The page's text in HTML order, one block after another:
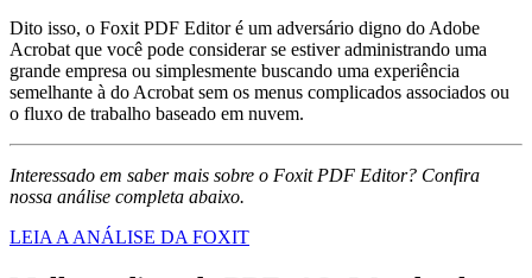
Dito isso, o Foxit PDF Editor é um adversário digno do Adobe
Acrobat que você pode considerar se estiver administrando uma
grande empresa ou simplesmente buscando uma experiência
semelhante à do Acrobat sem os menus complicados associados ou
o fluxo de trabalho baseado em nuvem.
Interessado em saber mais sobre o Foxit PDF Editor? Confira
nossa análise completa abaixo.
LEIA A ANÁLISE DA FOXIT